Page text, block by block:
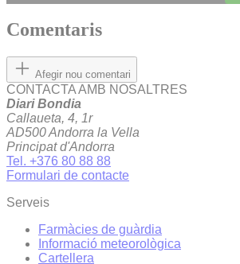
Comentaris
Afegir nou comentari
CONTACTA AMB NOSALTRES
Diari Bondia
Callaueta, 4, 1r
AD500 Andorra la Vella
Principat d'Andorra
Tel. +376 80 88 88
Formulari de contacte
Serveis
Farmàcies de guàrdia
Informació meteorològica
Cartellera